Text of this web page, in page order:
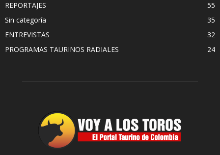
REPORTAJES
55
Sin categoría
35
ENTREVISTAS
32
PROGRAMAS TAURINOS RADIALES
24